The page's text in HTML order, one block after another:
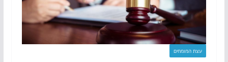
עצת המומחים